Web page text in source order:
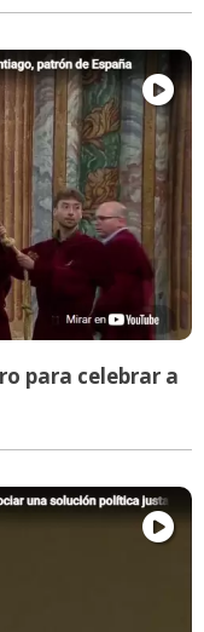
para celebrar a